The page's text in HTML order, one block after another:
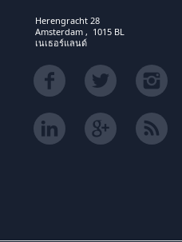
Herengracht 28
Amsterdam , 1015 BL
เนเธอร์แลนด์